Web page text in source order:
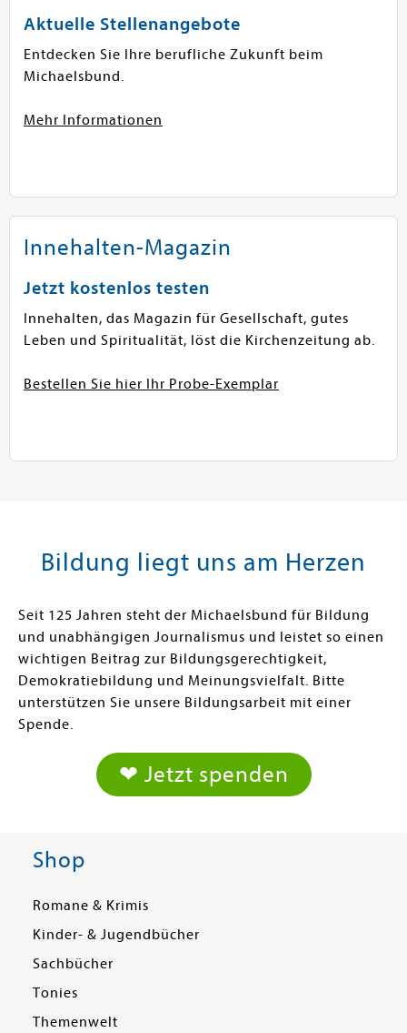
Aktuelle Stellenangebote
Entdecken Sie Ihre berufliche Zukunft beim
Michaelsbund.
Mehr Informationen
Innehalten-Magazin
Jetzt kostenlos testen
Innehalten, das Magazin für Gesellschaft, gutes
Leben und Spiritualität, löst die Kirchenzeitung ab.
Bestellen Sie hier Ihr Probe-Exemplar
Bildung liegt uns am Herzen
Seit 125 Jahren steht der Michaelsbund für Bildung
und unabhängigen Journalismus und leistet so einen
wichtigen Beitrag zur Bildungsgerechtigkeit,
Demokratiebildung und Meinungsvielfalt. Bitte
unterstützen Sie unsere Bildungsarbeit mit einer
Spende.
❤ Jetzt spenden
Shop
Romane & Krimis
Kinder- & Jugendbücher
Sachbücher
Tonies
Themenwelt